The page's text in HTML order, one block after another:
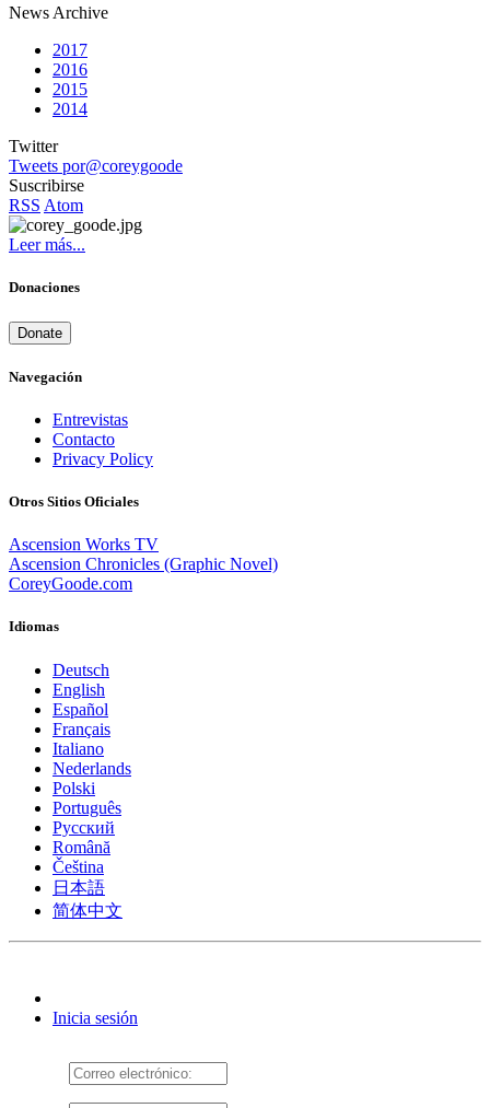
News Archive
2017
2016
2015
2014
Twitter
Tweets por@coreygoode
Suscribirse
RSS Atom
Leer más...
Donaciones
Donate
Navegación
Entrevistas
Contacto
Privacy Policy
Otros Sitios Oficiales
Ascension Works TV
Ascension Chronicles (Graphic Novel)
CoreyGoode.com
Idiomas
Deutsch
English
Español
Français
Italiano
Nederlands
Polski
Português
Pусский
Română
Čeština
日本語
简体中文
Inicia sesión